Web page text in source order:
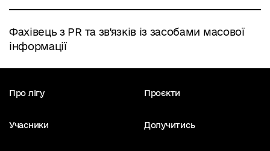
Фахівець з PR та зв'язків із засобами масової
інформації
Про лігу Проєкти
Учасники Долучитись